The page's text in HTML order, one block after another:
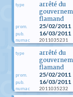
type
arrêté du
flamand
prom. 25/02/2011
pub. 16/03/2011
numac 2011035231
type
arrêté du
flamand
prom. 25/02/2011
pub. 16/03/2011
numac 2011035232